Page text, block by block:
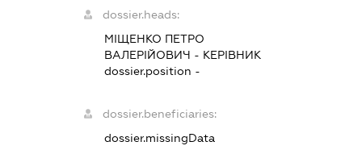
dossier.heads:
МІЩЕНКО ПЕТРО
ВАЛЕРІЙОВИЧ - КЕРІВНИК
dossier.position -
dossier.beneficiaries:
dossier.missingData